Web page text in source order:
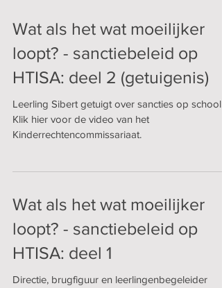
Wat als het wat moeilijker
loopt? - sanctiebeleid op
HTISA: deel 2 (getuigenis)
Leerling Sibert getuigt over sancties op school.
Klik hier voor de video van het
Kinderrechtencommissariaat.
Wat als het wat moeilijker
loopt? - sanctiebeleid op
HTISA: deel 1
Directie, brugfiguur en leerlingenbegeleider